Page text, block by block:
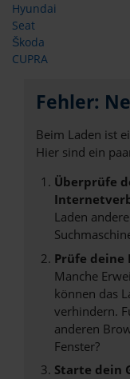
Hyundai
Seat
Škoda
CUPRA
Fehler:
Beim Laden ist
Hier sind ein
Überprüfe
Laden
Prüfe deine
Manche
können das
verhindern.
anderen
Fenster?
Starte dein